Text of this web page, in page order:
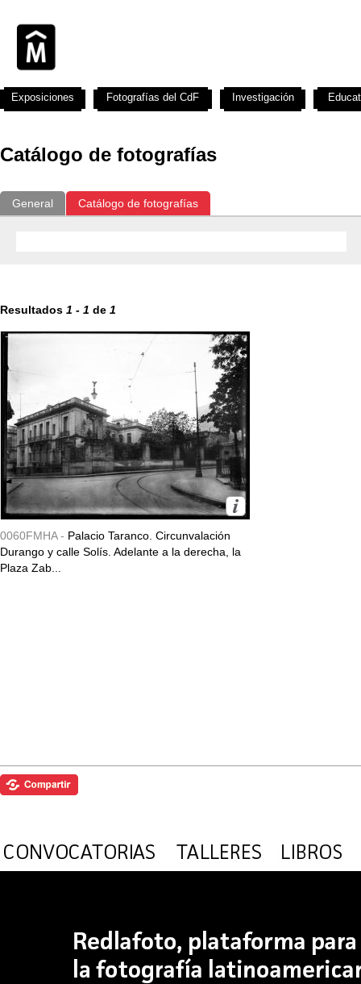
Catálogo de fotografías
General Catálogo de fotografías
Resultados 1 - 1 de 1
0060FMHA - Palacio Taranco. Circunvalación
Durango y calle Solís. Adelante a la derecha, la
Plaza Zab...
Exposiciones Fotografías del CdF Investigación